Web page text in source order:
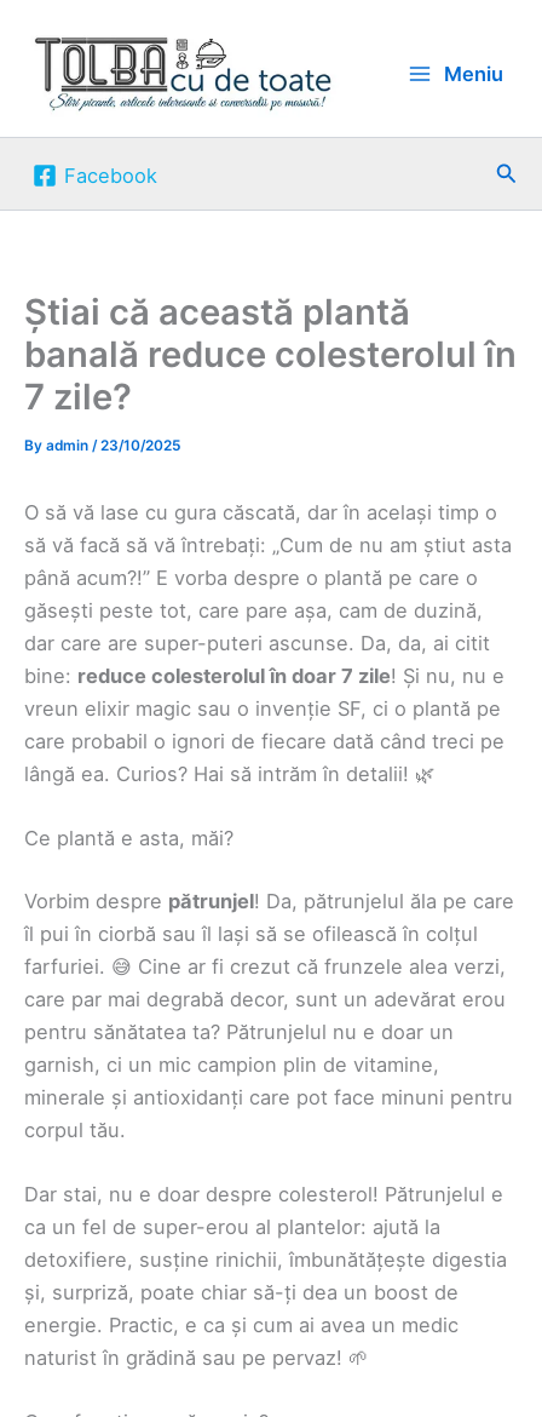
content
Meniu
Facebook
Știai că această plantă
banală reduce colesterolul în
7 zile?
By admin /23/10/2025
O să vă lase cu gura căscată, dar în același timp o
să vă facă să vă întrebați: „Cum de nu am știut asta
până acum?!” E vorba despre o plantă pe care o
găsești peste tot, care pare așa, cam de duzină,
dar care are super-puteri ascunse. Da, da, ai citit
bine: reduce colesterolul în doar 7 zile! Și nu, nu e
vreun elixir magic sau o invenție SF, ci o plantă pe
care probabil o ignori de fiecare dată când treci pe
lângă ea. Curios? Hai să intrăm în detalii! 🌿
Ce plantă e asta, măi?
Vorbim despre pătrunjel! Da, pătrunjelul ăla pe care
îl pui în ciorbă sau îl lași să se ofilească în colțul
farfuriei. 😅 Cine ar fi crezut că frunzele alea verzi,
care par mai degrabă decor, sunt un adevărat erou
pentru sănătatea ta? Pătrunjelul nu e doar un
garnish, ci un mic campion plin de vitamine,
minerale și antioxidanți care pot face minuni pentru
corpul tău.
Dar stai, nu e doar despre colesterol! Pătrunjelul e
ca un fel de super-erou al plantelor: ajută la
detoxifiere, susține rinichii, îmbunătățește digestia
și, surpriză, poate chiar să-ți dea un boost de
energie. Practic, e ca și cum ai avea un medic
naturist în grădină sau pe pervaz! 🌱